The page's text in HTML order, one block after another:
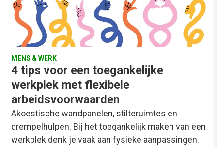
MENS & WERK
4 tips voor een toegankelijke
werkplek met flexibele
arbeidsvoorwaarden
Akoestische wandpanelen, stilteruimtes en
drempelhulpen. Bij het toegankelijk maken van een
werkplek denk je vaak aan fysieke aanpassingen.